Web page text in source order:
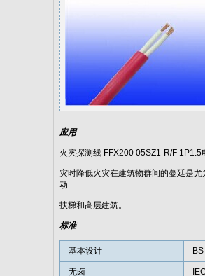
应用
火灾探测线 FFX200 05SZ1-R/F
灾时降低火灾在建筑物群间的蔓延是
动
扶梯和高层建筑。
标准
基本设计
无卤